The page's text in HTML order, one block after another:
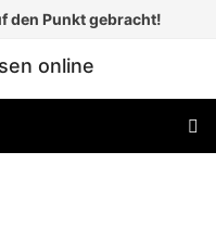
den Punkt gebracht!
online